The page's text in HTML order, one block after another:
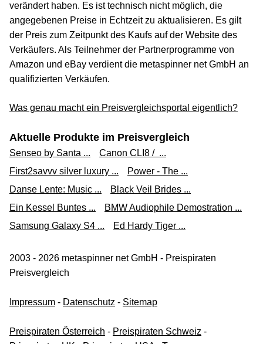
verändert haben. Es ist technisch nicht möglich, die
angegebenen Preise in Echtzeit zu aktualisieren. Es gilt
der Preis zum Zeitpunkt des Kaufs auf der Website des
Verkäufers. Als Teilnehmer der Partnerprogramme von
Amazon und eBay verdient die metaspinner net GmbH an
qualifizierten Verkäufen.
Was genau macht ein Preisvergleichsportal eigentlich?
Aktuelle Produkte im Preisvergleich
Senseo by Santa ...
Canon CLI8 / ...
First2savvv silver luxury ...
Power - The ...
Danse Lente: Music ...
Black Veil Brides ...
Ein Kessel Buntes ...
BMW Audiophile Demostration ...
Samsung Galaxy S4 ...
Ed Hardy Tiger ...
2003 - 2026 metaspinner net GmbH - Preispiraten
Preisvergleich
Impressum - Datenschutz - Sitemap
Preispiraten Österreich - Preispiraten Schweiz -